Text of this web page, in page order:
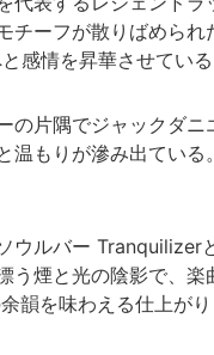
チーフが散りばめら
感情を昇華させている
の片隅でジャックダ
温もりが滲み出てい
ウルバー Tranquilizer
う煙と光の陰影で、楽
韻を味わえる仕上がり